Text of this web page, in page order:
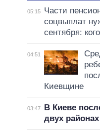
05:15
Части
соцвыплат
сентября:
04:51
Киевщине
03:47
В Киеве
двух